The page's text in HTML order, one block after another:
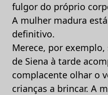
fulgor do próprio
A mulher madura
definitivo.
Merece, por
de Siena à tarde
complacente olhar o
crianças a brincar. A